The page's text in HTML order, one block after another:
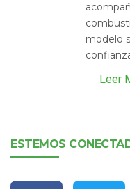
modelo
Leer
ESTEMOS